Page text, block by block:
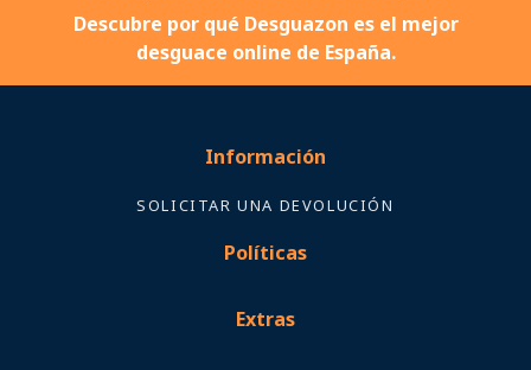
Descubre por qué Desguazon es el mejor
desguace online de España.
Información
SOLICITAR UNA DEVOLUCIÓN
Políticas
Extras